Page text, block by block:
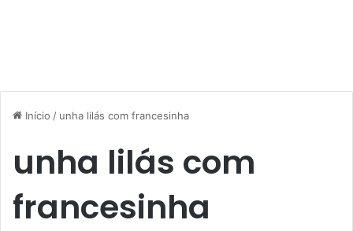
Início / unha lilás com francesinha
unha lilás com
francesinha